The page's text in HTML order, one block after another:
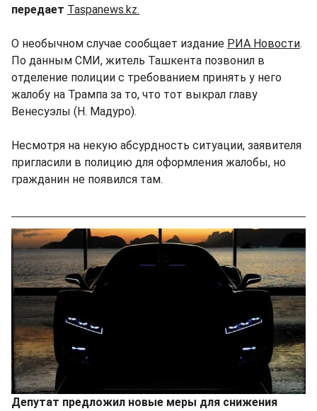
передает Taspanews.kz.
О необычном случае сообщает издание РИА Новости.
По данным СМИ, житель Ташкента позвонил в
отделение полиции с требованием принять у него
жалобу на Трампа за то, что тот выкрал главу
Венесуэлы (Н. Мадуро).
Несмотря на некую абсурдность ситуации, заявителя
пригласили в полицию для оформления жалобы, но
гражданин не появился там.
Депутат предложил новые меры для снижения